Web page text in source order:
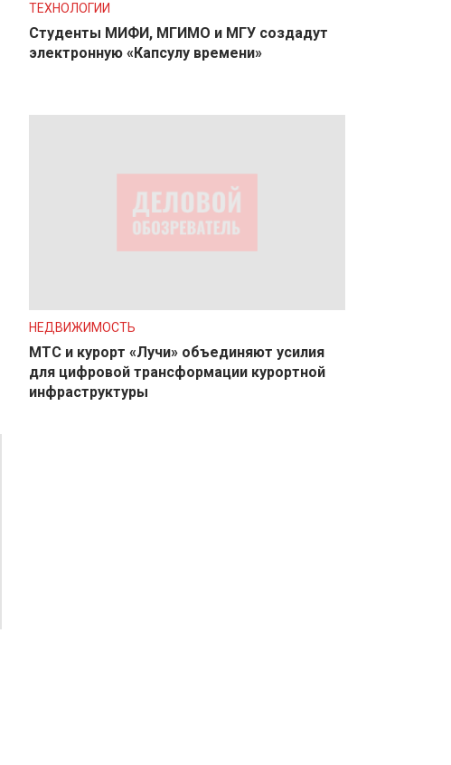
ТЕХНОЛОГИИ
Студенты МИФИ, МГИМО и МГУ создадут
электронную «Капсулу времени»
НЕДВИЖИМОСТЬ
МТС и курорт «Лучи» объединяют усилия
для цифровой трансформации курортной
инфраструктуры